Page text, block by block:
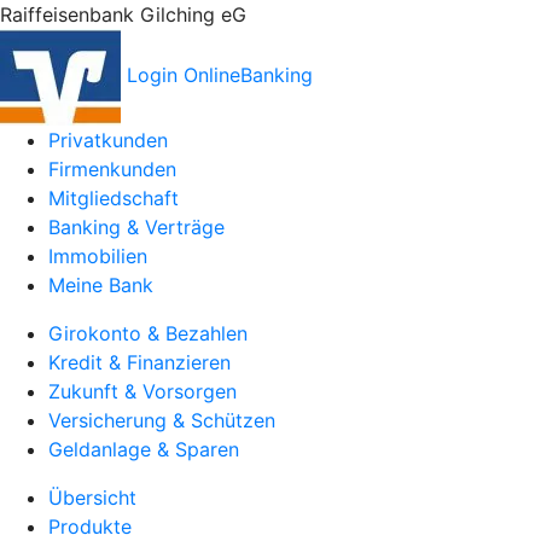
Raiffeisenbank Gilching eG
Login OnlineBanking
Privatkunden
Firmenkunden
Mitgliedschaft
Banking & Verträge
Immobilien
Meine Bank
Girokonto & Bezahlen
Kredit & Finanzieren
Zukunft & Vorsorgen
Versicherung & Schützen
Geldanlage & Sparen
Übersicht
Produkte